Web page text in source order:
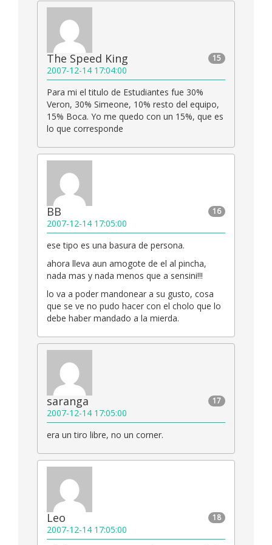
15
The Speed King
2007-12-14 17:04:00
Para mi el titulo de Estudiantes fue 30%
Veron, 30% Simeone, 10% resto del equipo,
15% Boca. Yo me quedo con un 15%, que es
lo que corresponde
16
BB
2007-12-14 17:05:00
ese tipo es una basura de persona.
ahora lleva aun amogote de el al pincha,
nada mas y nada menos que a sensini!!!
lo va a poder mandonear a su gusto, cosa
que se ve no pudo hacer con el cholo que lo
debe haber mandado a la mierda.
17
saranga
2007-12-14 17:05:00
era un tiro libre, no un corner.
18
Leo
2007-12-14 17:05:00